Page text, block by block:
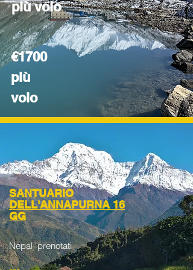
più volo
€1700
più
volo
SANTUARIO
DELL'ANNAPURNA 16
GG
Nepal prenotati